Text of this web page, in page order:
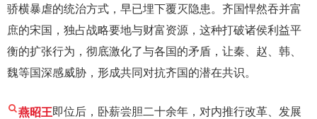
骄横暴虐的统治方式，早已埋下覆灭隐患。齐国悍然吞并富
庶的宋国，独占战略要地与财富资源，这种打破诸侯利益平
衡的扩张行为，彻底激化了与各国的矛盾，让秦、赵、韩、
魏等国深感威胁，形成共同对抗齐国的潜在共识。
燕昭王即位后，卧薪尝胆二十余年，对内推行改革、发展